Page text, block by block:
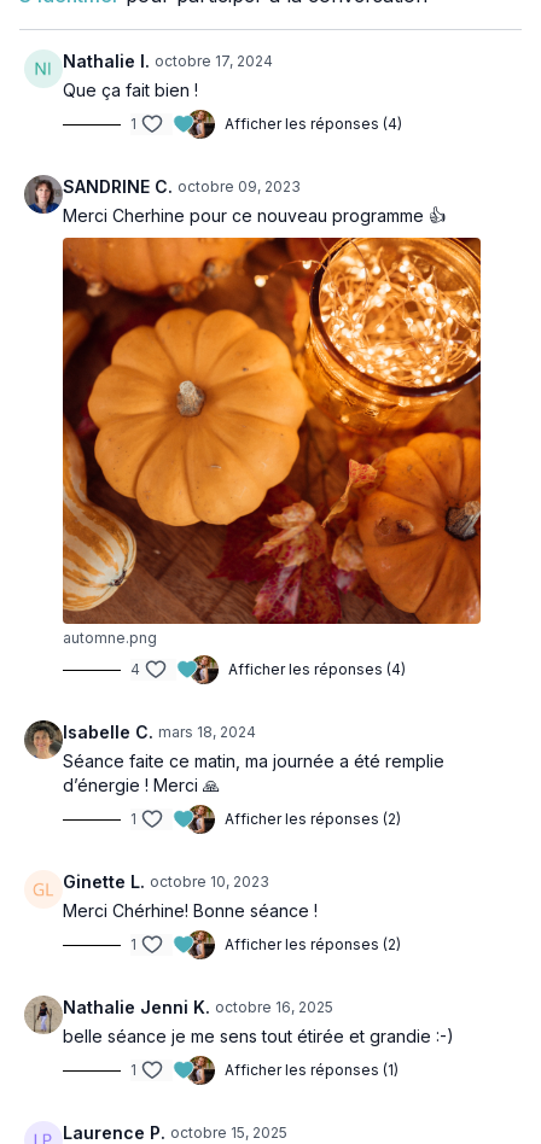
Nathalie I. octobre 17, 2024
Que ça fait bien !
1 Afficher les réponses (4)
SANDRINE C. octobre 09, 2023
Merci Cherhine pour ce nouveau programme 👍
automne.png
4
Afficher les réponses (4)
Isabelle C. mars 18, 2024
Séance faite ce matin, ma journée a été remplie
d’énergie ! Merci 🙏
1 Afficher les réponses (2)
Ginette L. octobre 10, 2023
Merci Chérhine! Bonne séance !
1 Afficher les réponses (2)
Nathalie Jenni K. octobre 16, 2025
belle séance je me sens tout étirée et grandie :-)
1 Afficher les réponses (1)
Laurence P. octobre 15, 2025